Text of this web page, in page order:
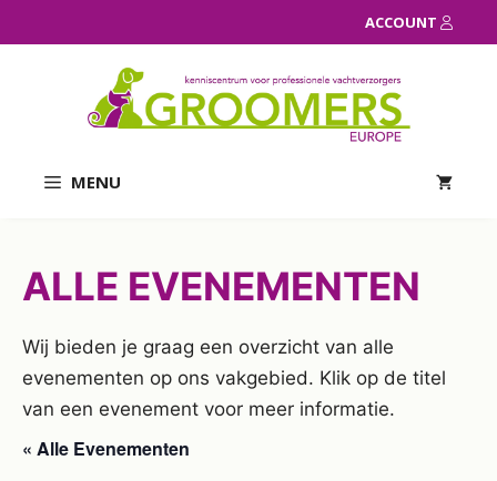
naar
ACCOUNT
MENU
ALLE EVENEMENTEN
Wij bieden je graag een overzicht van alle
evenementen op ons vakgebied. Klik op de titel
van een evenement voor meer informatie.
« Alle Evenementen